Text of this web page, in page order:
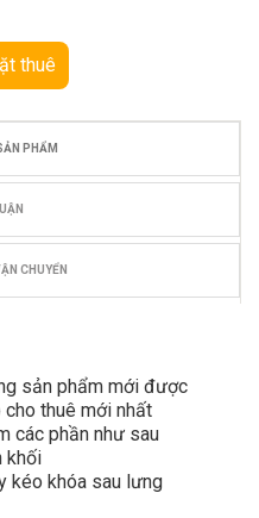
thuê
PHẨM
CHUYỂN
sản phẩm mới được
thuê mới nhất
các phần như sau
khối
kéo khóa sau lưng